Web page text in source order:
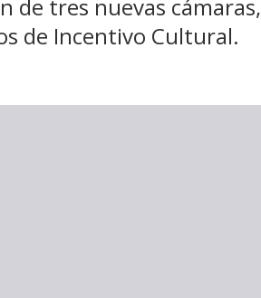
de tres nuevas cámaras,
de Incentivo Cultural.